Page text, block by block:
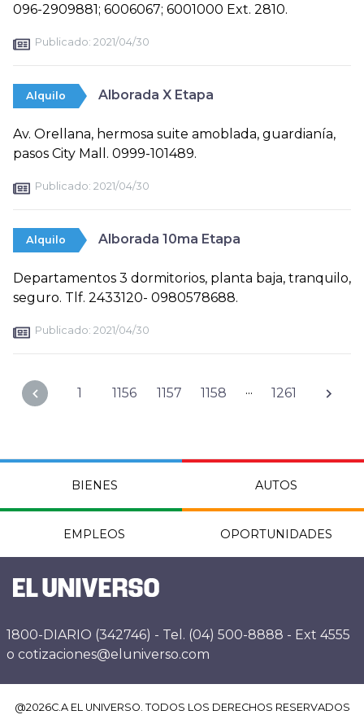
096-2909881; 6006067; 6001000 Ext. 2810.
Publicado: 2021/04/30
Alquilo Alborada X Etapa
Av. Orellana, hermosa suite amoblada, guardianía,
pasos City Mall. 0999-101489.
Publicado: 2021/04/30
Alquilo Alborada 10ma Etapa
Departamentos 3 dormitorios, planta baja, tranquilo,
seguro. Tlf. 2433120- 0980578688.
Publicado: 2021/04/30
1 1156 1157 1158 ... 1261
BIENES AUTOS
EMPLEOS OPORTUNIDADES
1800-DIARIO (342746) - Tel. (04) 500-8888 - Ext 4555
o cotizaciones@eluniverso.com
@2026C.A EL UNIVERSO. TODOS LOS DERECHOS RESERVADOS